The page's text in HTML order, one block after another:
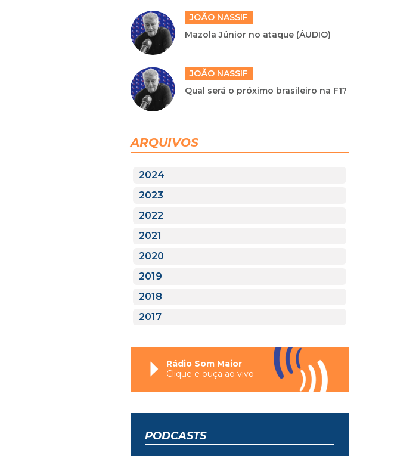
JOÃO NASSIF
Mazola Júnior no ataque (ÁUDIO)
JOÃO NASSIF
Qual será o próximo brasileiro na F1?
ARQUIVOS
2024
2023
2022
2021
2020
2019
2018
2017
Rádio Som Maior
Clique e ouça ao vivo
PODCASTS